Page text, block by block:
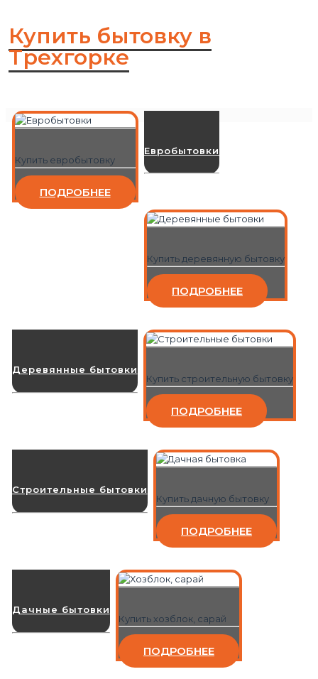
Купить бытовку в
Трехгорке
Купить евробытовку
ПОДРОБНЕЕ
Евробытовки
Купить деревянную бытовку
ПОДРОБНЕЕ
Деревянные бытовки
Купить строительную бытовку
ПОДРОБНЕЕ
Строительные бытовки
Купить дачную бытовку
ПОДРОБНЕЕ
Дачные бытовки
Купить хозблок, сарай
ПОДРОБНЕЕ